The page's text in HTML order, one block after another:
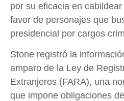
por su eficacia en
favor de personajes que
presidencial por cargos
Stone registró la
amparo de la Ley de
Extranjeros (FARA), una
que impone obligaciones